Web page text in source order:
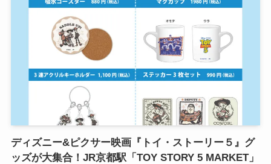
ディズニー&ピクサー映画『トイ・ストーリー５』グ
ッズが大集合！JR京都駅「TOY STORY 5 MARKET」